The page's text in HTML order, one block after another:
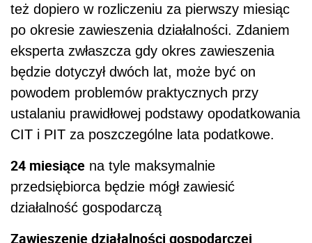
też dopiero w rozliczeniu za pierwszy miesiąc
po okresie zawieszenia działalności. Zdaniem
eksperta zwłaszcza gdy okres zawieszenia
będzie dotyczył dwóch lat, może być on
powodem problemów praktycznych przy
ustalaniu prawidłowej podstawy opodatkowania
CIT i PIT za poszczególne lata podatkowe.
24 miesiące na tyle maksymalnie
przedsiębiorca będzie mógł zawiesić
działalność gospodarczą
Zawieszenie działalności gospodarczej